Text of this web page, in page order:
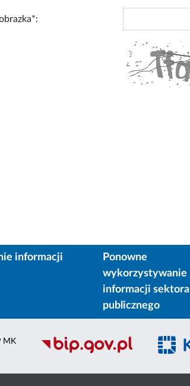
informacji
Ponowne
wykorzystywanie
informacji sektora
publicznego
MK